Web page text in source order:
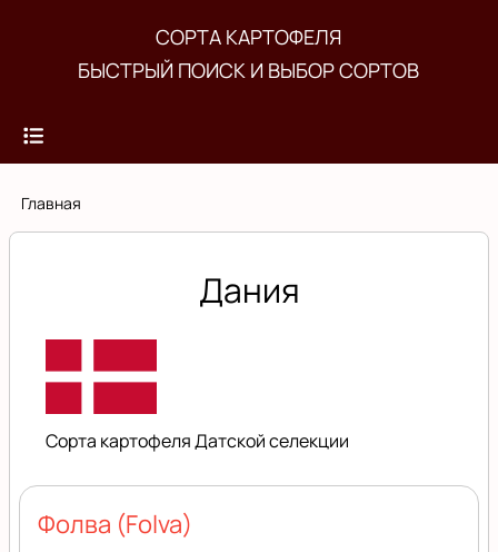
основному
СОРТА КАРТОФЕЛЯ
БЫСТРЫЙ ПОИСК И ВЫБОР СОРТОВ
Строка
Главная
Дания
Сорта картофеля Датской селекции
Фолва (Folva)